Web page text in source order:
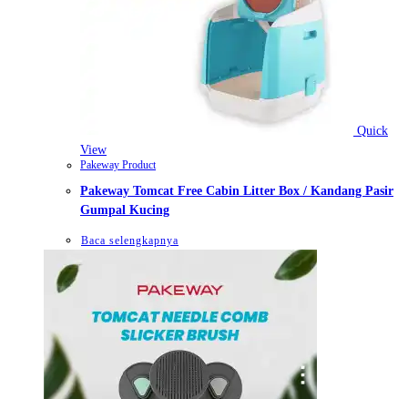
Quick
View
Pakeway Product
Pakeway Tomcat Free Cabin Litter Box / Kandang Pasir
Gumpal Kucing
Baca selengkapnya